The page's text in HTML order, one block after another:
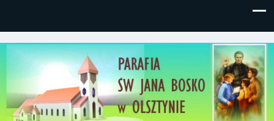
Parafia św, Jana Bosko w
Olsztynie
Gutkowo, ul. Żółkiewskiego 1